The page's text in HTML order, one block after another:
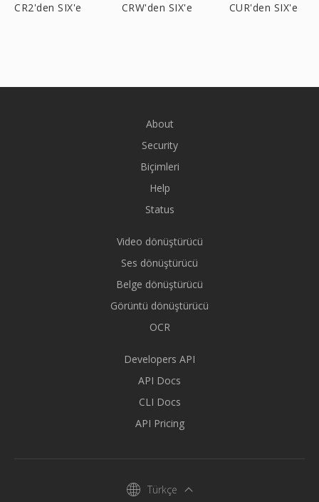
CR2'den SIX'e CRW'den SIX'e CUR'den SIX'e
About
Security
Biçimleri
Help
Status
Video dönüştürücü
Ses dönüştürücü
Belge dönüştürücü
Görüntü dönüştürücü
OCR
Developers API
API Docs
CLI Docs
API Pricing
Türkçe